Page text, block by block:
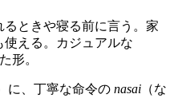
ときや寝る前に言う。家
える。カジュアルな
形。
に、丁寧な命令の nasai （な